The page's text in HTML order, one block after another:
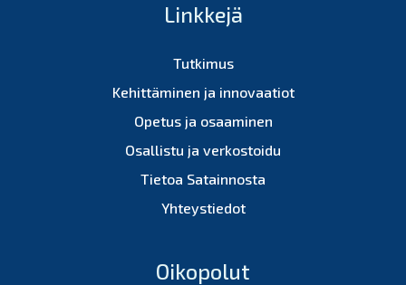
Linkkejä
Tutkimus
Kehittäminen ja innovaatiot
Opetus ja osaaminen
Osallistu ja verkostoidu
Tietoa Satainnosta
Yhteystiedot
Oikopolut